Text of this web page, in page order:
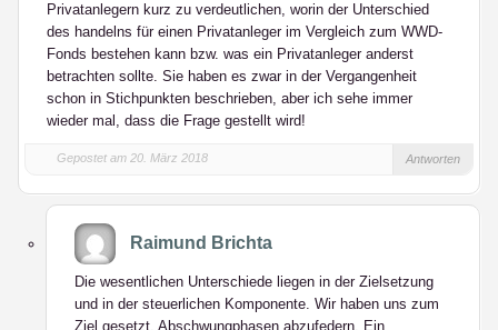
Privatanlegern kurz zu verdeutlichen, worin der Unterschied
des handelns für einen Privatanleger im Vergleich zum WWD-
Fonds bestehen kann bzw. was ein Privatanleger anderst
betrachten sollte. Sie haben es zwar in der Vergangenheit
schon in Stichpunkten beschrieben, aber ich sehe immer
wieder mal, dass die Frage gestellt wird!
Gepostet am 20. März 2018 Antworten
Raimund Brichta
Die wesentlichen Unterschiede liegen in der Zielsetzung
und in der steuerlichen Komponente. Wir haben uns zum
Ziel gesetzt, Abschwungphasen abzufedern. Ein